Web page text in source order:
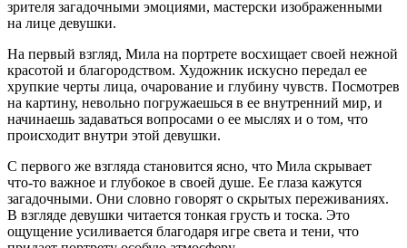
зрителя загадочными эмоциями, мастерски изображенными
на лице девушки.
На первый взгляд, Мила на портрете восхищает своей нежной
красотой и благородством. Художник искусно передал ее
хрупкие черты лица, очарование и глубину чувств. Посмотрев
на картину, невольно погружаешься в ее внутренний мир, и
начинаешь задаваться вопросами о ее мыслях и о том, что
происходит внутри этой девушки.
С первого же взгляда становится ясно, что Мила скрывает
что-то важное и глубокое в своей душе. Ее глаза кажутся
загадочными. Они словно говорят о скрытых переживаниях.
В взгляде девушки читается тонкая грусть и тоска. Это
ощущение усиливается благодаря игре света и тени, что